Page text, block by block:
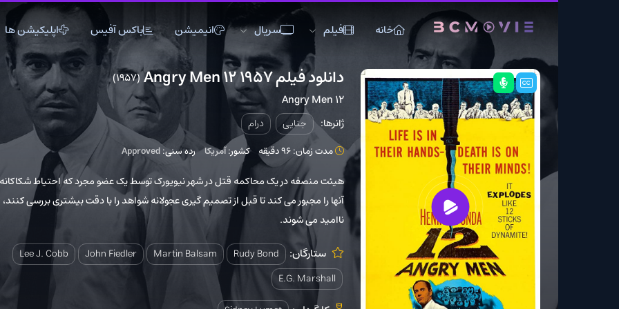
خانه فیلم
اکشن انیمیشن
تاک شو
خانوادگی
دلهره آور
عاشقانه
فانتزی کمدی
ماجراجویی
مستند
موزیکال
ورزشی
وسترن
سریال
اکشن
تاریخی
جنگی
دلهره آور
فانتزی
ماجراجویی
موزیک
ورزشی
انیمیشن باکس آفیس اپلیکیشن ها
دانلود فیلم Angry Men 12 1957 (1957)
12 Angry Men
ژانرها: جنایی درام
مدت زمان: 96 دقیقه کشور:آمریکا رده سنی:Approved
هیئت منصفه در یک محاکمه قتل در شهر نیویورک توسط یک عضو مجرد که احتیاط شکاکانه
آنها را مجبور می کند تا قبل از تصمیم گیری عجولانه شواهد را با دقت بیشتری بررسی کنند،
ناامید می شوند.
ستارگان: Rudy Bond
Martin Balsam
John Fiedler
Lee J. Cobb
E.G. Marshall
5